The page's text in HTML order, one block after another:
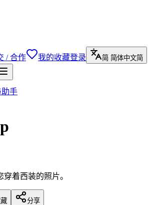
/ 合作 我的收藏登录 简 简体中文简
手
着西装的照片。
分享